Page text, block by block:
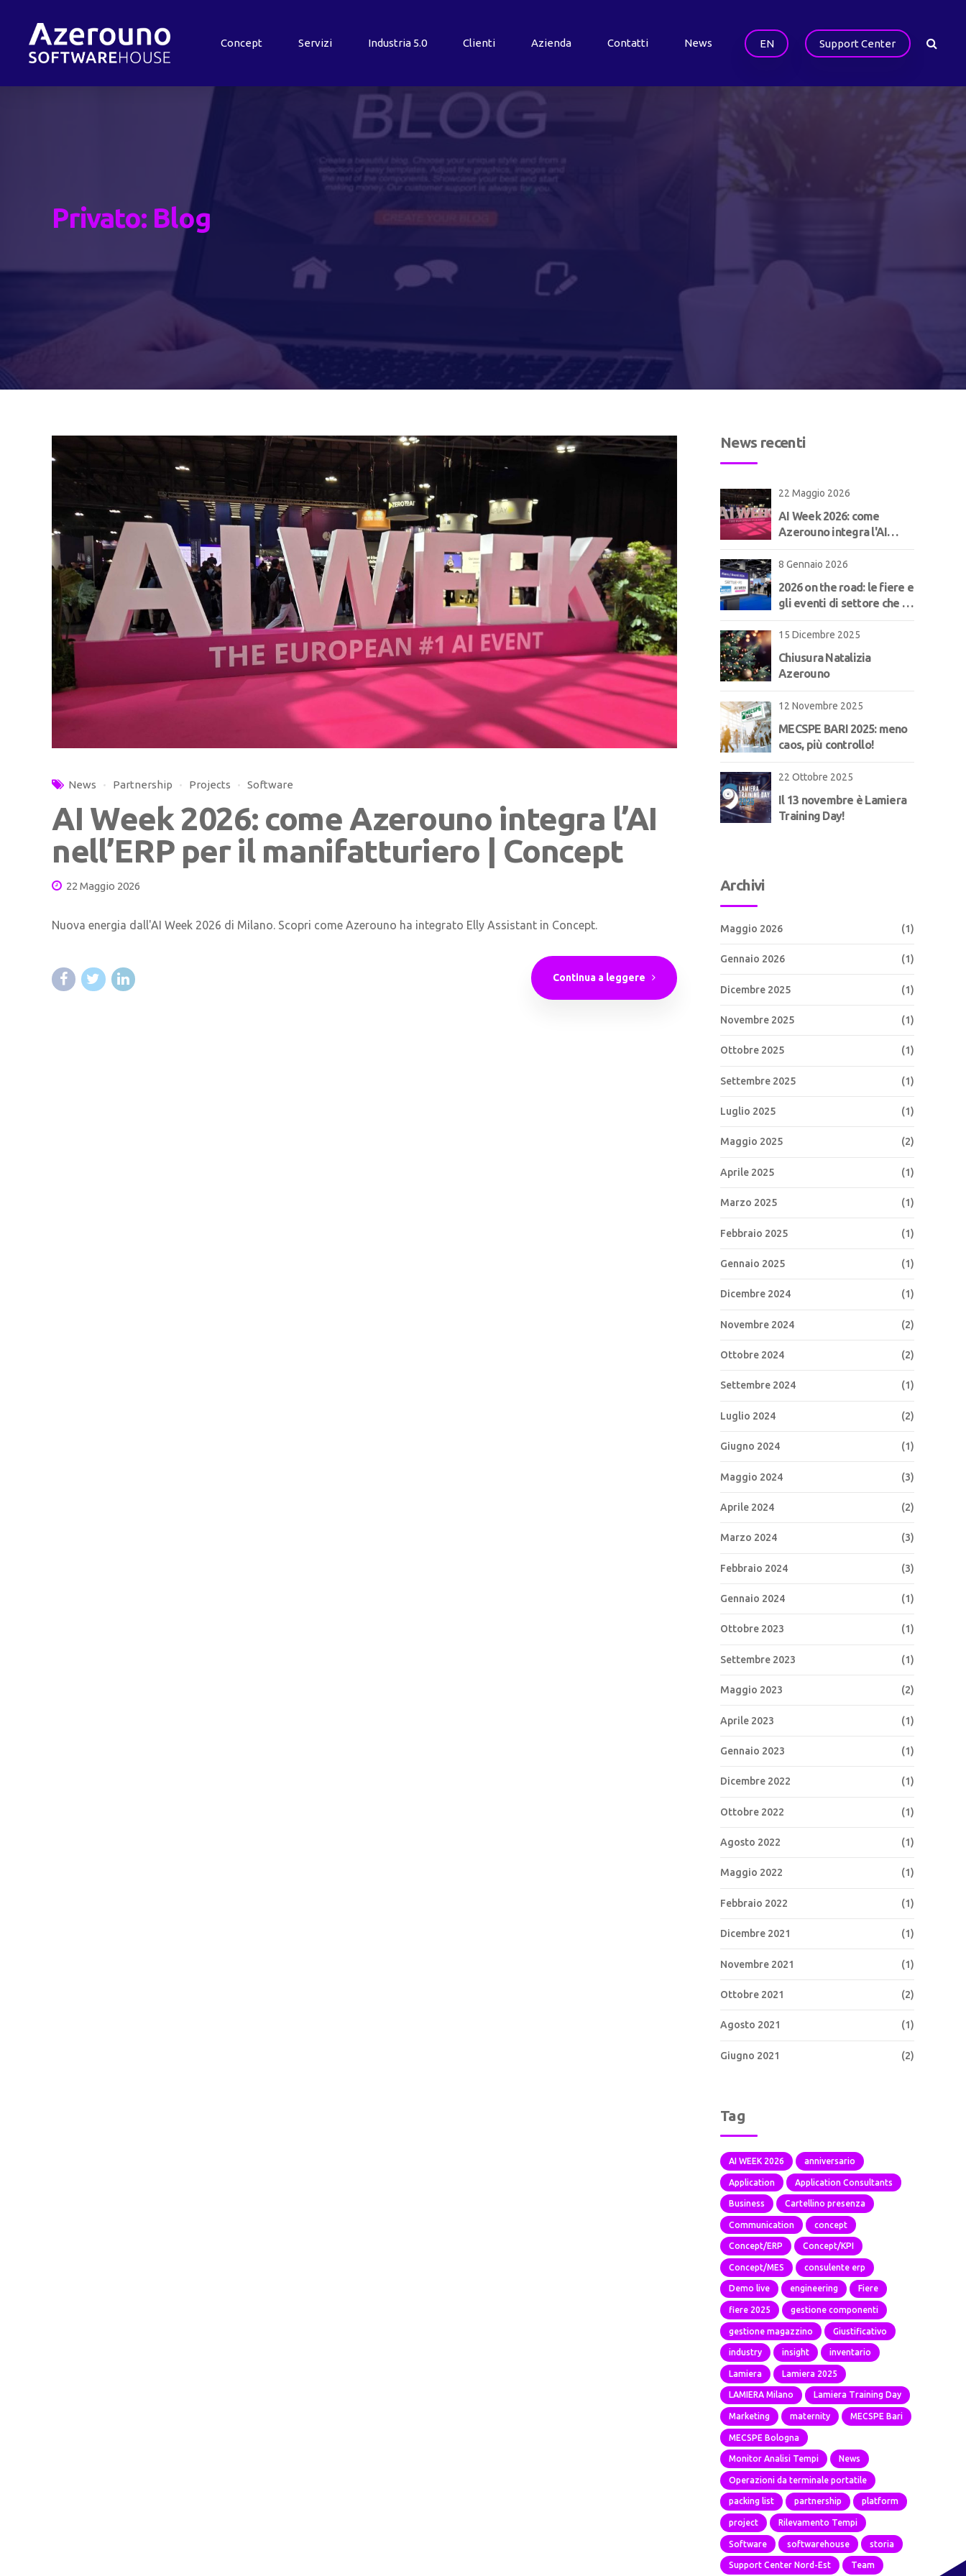
EN Support Center
Concept Servizi Industria 5.0 Clienti Azienda Contatti News
Privato: Blog
News Partnership Projects Software
AI Week 2026: come Azerouno integra l’AI
nell’ERP per il manifatturiero | Concept
22 Maggio 2026
Nuova energia dall'AI Week 2026 di Milano. Scopri come Azerouno ha integrato Elly Assistant in Concept.
Continua a leggere
News recenti
22 Maggio 2026
AI Week 2026: come
Azerouno integra l'AI
manifatturiero | Concept
8 Gennaio 2026
2026 on the road: le fiere e
gli eventi di settore che ci
15 Dicembre 2025
Chiusura Natalizia
Azerouno
12 Novembre 2025
MECSPE BARI 2025: meno
caos, più controllo!
22 Ottobre 2025
Il 13 novembre è Lamiera
Training Day!
Archivi
Maggio 2026 (1)
Gennaio 2026 (1)
Dicembre 2025 (1)
Novembre 2025 (1)
Ottobre 2025 (1)
Settembre 2025 (1)
Luglio 2025 (1)
Maggio 2025 (2)
Aprile 2025 (1)
Marzo 2025 (1)
Febbraio 2025 (1)
Gennaio 2025 (1)
Dicembre 2024 (1)
Novembre 2024 (2)
Ottobre 2024 (2)
Settembre 2024 (1)
Luglio 2024 (2)
Giugno 2024 (1)
Maggio 2024 (3)
Aprile 2024 (2)
Marzo 2024 (3)
Febbraio 2024 (3)
Gennaio 2024 (1)
Ottobre 2023 (1)
Settembre 2023 (1)
Maggio 2023 (2)
Aprile 2023 (1)
Gennaio 2023 (1)
Dicembre 2022 (1)
Ottobre 2022 (1)
Agosto 2022 (1)
Maggio 2022 (1)
Febbraio 2022 (1)
Dicembre 2021 (1)
Novembre 2021 (1)
Ottobre 2021 (2)
Agosto 2021 (1)
Giugno 2021 (2)
Tag
AI WEEK 2026 anniversario
Application Application Consultants
Business Cartellino presenza
Communication concept
Concept/ERP Concept/KPI
Concept/MES consulente erp
Demo live engineering Fiere
fiere 2025 gestione componenti
gestione magazzino Giustificativo
industry insight inventario
Lamiera Lamiera 2025
LAMIERA Milano Lamiera Training Day
Marketing maternity MECSPE Bari
MECSPE Bologna
Monitor Analisi Tempi News
Operazioni da terminale portatile
packing list partnership platform
project Rilevamento Tempi
Software softwarehouse storia
Support Center Nord-Est Team